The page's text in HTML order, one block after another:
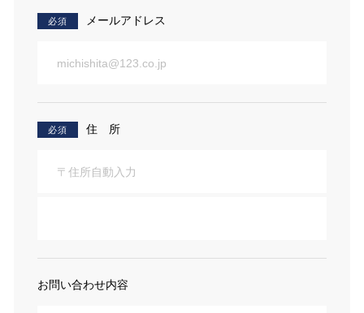
必須 メールアドレス
必須 住 所
お問い合わせ内容